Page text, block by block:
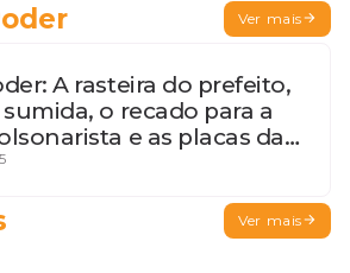
Ver mais
A rasteira do prefeito,
o recado para a
e as placas da
Ver mais